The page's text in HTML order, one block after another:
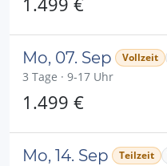
Mo, 07. Sep Vollzeit
3 Tage · 9-17 Uhr
1.499 €
Mo, 14. Sep Teilzeit